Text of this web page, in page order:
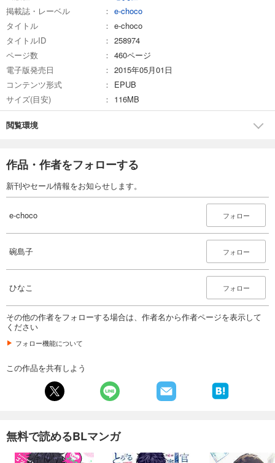
あらすじを表示する
e-choco vol.16
あらすじを表示する
あらすじを表示する
カート
試し読み
あらすじを表示する
770
円 (税込)
カート
掲載誌・レーベル
e-choco
タイトル
e-choco
タイトルID
258974
ページ数
460ページ
電子版発売日
2015年05月01日
コンテンツ形式
EPUB
サイズ(目安)
116MB
閲覧環境
作品・作者をフォローする
新刊やセール情報をお知らせします。
e-choco フォロー
碗島子 フォロー
ひなこ フォロー
その他の作者をフォローする場合は、作者名から作者ページを表示して
ください
フォロー機能について
この作品を共有しよう
無料で読めるBLマンガ